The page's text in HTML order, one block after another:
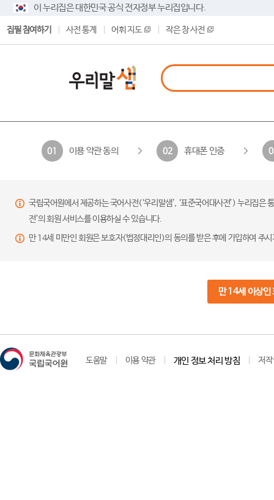
이 누리집은 대한민국 공식 전자정부 누리집입니다.
집필 참여하기 사전 통계 어휘 지도 작은 창 사전
01 이용 약관 동의 02 휴대폰 인증
국립국어원에서 제공하는 국어사전(‘우리말샘’, ‘표준국어대사전’) 누리집
전’의 회원 서비스를 이용하실 수 있습니다.
만 14세 미만인 회원은 보호자(법정대리인)의 동의를 받은 후에 가입하여 주
만 14세 이상인
도움말 이용 약관 개인 정보 처리 방침 저